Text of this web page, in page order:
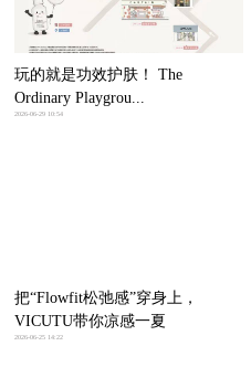
玩的就是功效护肤！ The
Ordinary Playgrou...
2026-06-29 10:54
把“Flowfit松弛感”穿身上，
VICUTU带你凉感一夏
2026-06-25 14:22